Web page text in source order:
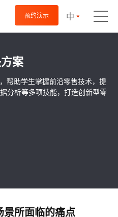
预约演示 中
案
帮助学生掌握前沿零售技术，提
分析等多项技能，打造创新型零
所面临的痛点